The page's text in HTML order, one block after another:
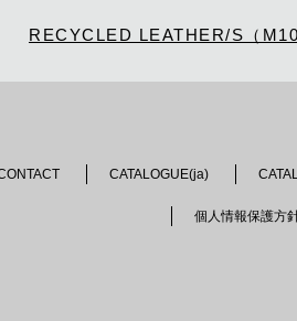
RECYCLED LEATHER/S（
CATALOGUE(ja)
個人情報保護方